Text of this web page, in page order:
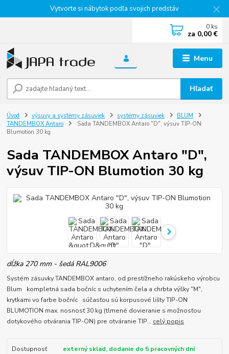
Vytvorte si nábytok podľa svojich predstáv
Menu
Hľadať
0 ks
za 0,00 €
Úvod výsuvy a systémy zásuviek systémy zásuviek
BLUM
TANDEMBOX Antaro
Sada TANDEMBOX Antaro "D", výsuv TIP-ON
Blumotion 30 kg
Sada TANDEMBOX Antaro "D",
výsuv TIP-ON Blumotion 30 kg
dĺžka 270 mm - šedá RAL9006
Systém zásuvky TANDEMBOX antaro, od prestížneho rakúskeho výrobcu
Blum kompletná sada bočníc s uchytením čela a chrbta výšky "M",
krytkami vo farbe bočníc súčasťou sú korpusové lišty TIP-ON
BLUMOTION max. nosnosť 30 kg (tlmené dovieranie s možnosťou
dotykového otvárania TIP-ON) pre otváranie TIP... celý popis
Dostupnosť
externý sklad, dodanie do 5 pracovných dní